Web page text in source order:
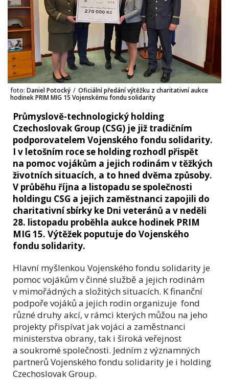
foto: Daniel Potocký / Oficiální předání výtěžku z charitativní aukce
hodinek PRIM MIG 15 Vojenskému fondu solidarity
Průmyslově-technologický holding
Czechoslovak Group (CSG) je již tradičním
podporovatelem Vojenského fondu solidarity.
I v letošním roce se holding rozhodl přispět
na pomoc vojákům a jejich rodinám v těžkých
životních situacích, a to hned dvěma způsoby.
V průběhu října a listopadu se společnosti
holdingu CSG a jejich zaměstnanci zapojili do
charitativní sbírky ke Dni veteránů a v neděli
28. listopadu proběhla aukce hodinek PRIM
MIG 15. Výtěžek poputuje do Vojenského
fondu solidarity.
Hlavní myšlenkou Vojenského fondu solidarity je
pomoc vojákům v činné službě a jejich rodinám
v mimořádných a složitých situacích. K finanční
podpoře vojáků a jejich rodin organizuje fond
různé druhy akcí, v rámci kterých můžou na jeho
projekty přispívat jak vojáci a zaměstnanci
ministerstva obrany, tak i široká veřejnost
a soukromé společnosti. Jedním z významných
partnerů Vojenského fondu solidarity je i holding
Czechoslovak Group.